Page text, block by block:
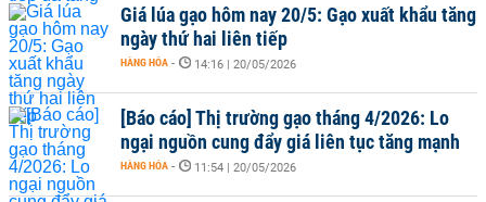
Giá lúa gạo hôm nay 20/5: Gạo xuất khẩu tăng
ngày thứ hai liên tiếp
HÀNG HÓA - 14:16 | 20/05/2026
[Báo cáo] Thị trường gạo tháng 4/2026: Lo
ngại nguồn cung đẩy giá liên tục tăng mạnh
HÀNG HÓA - 11:54 | 20/05/2026